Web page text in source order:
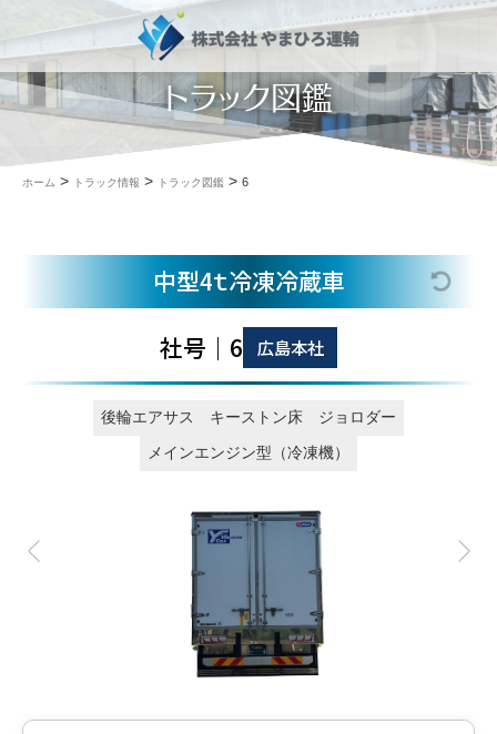
トラック図鑑
ホーム > トラック情報 > トラック図鑑 > 6
中型4ｔ冷凍冷蔵車
社号｜6
広島本社
後輪エアサス キーストン床
ジョロダー
メインエンジン型（冷凍機）